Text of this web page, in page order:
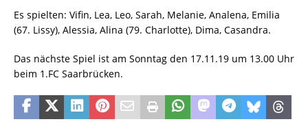
Es spielten: Vifin, Lea, Leo, Sarah, Melanie, Analena, Emilia
(67. Lissy), Alessia, Alina (79. Charlotte), Dima, Casandra.
Das nächste Spiel ist am Sonntag den 17.11.19 um 13.00 Uhr
beim 1.FC Saarbrücken.